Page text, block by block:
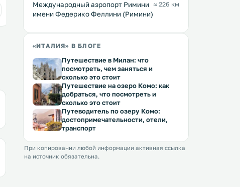
кондиционер. .Перейти →
The accommodation has
Международный аэропорт Римини
имени Федерико Феллини (Римини)
≈ 226 км
«ИТАЛИЯ» В БЛОГЕ
Путешествие в Милан: что
посмотреть, чем заняться и
сколько это стоит
Путешествие на озеро Комо: как
добраться, что посмотреть и
сколько это стоит
Путеводитель по озеру Комо:
достопримечательности, отели,
транспорт
При копировании любой информации активная ссылка
на источник обязательна.